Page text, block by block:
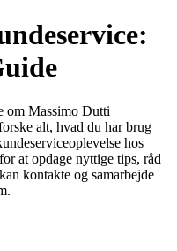
om Massimo Dutti
alt, hvad du har brug
hos
at opdage nyttige tips, råd
kontakte og samarbejde